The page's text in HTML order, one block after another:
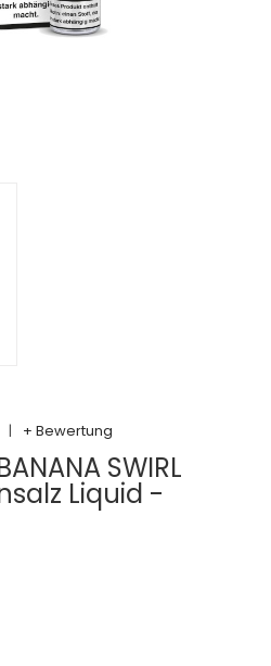
| + Bewertung
SWIRL
Liquid -